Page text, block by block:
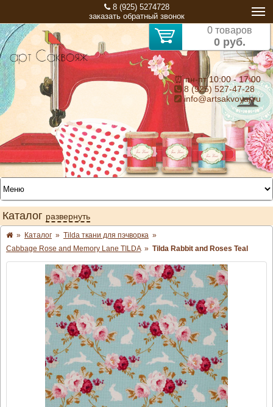
8 (925) 5274728
заказать обратный звонок
0 товаров
0 руб.
⏰ пн-пт 10:00 - 17:00
8 (925) 527-47-28
info@artsakvoyaj.ru
Каталог развернуть
» Каталог » Tilda ткани для пэчворка »
Cabbage Rose and Memory Lane TILDA » Tilda Rabbit and Roses Teal